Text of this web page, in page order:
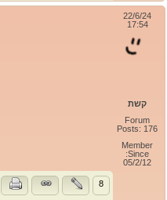
22/6/24
17:54
קשת
Forum
Posts: 176
Member
Since:
05/2/12
8